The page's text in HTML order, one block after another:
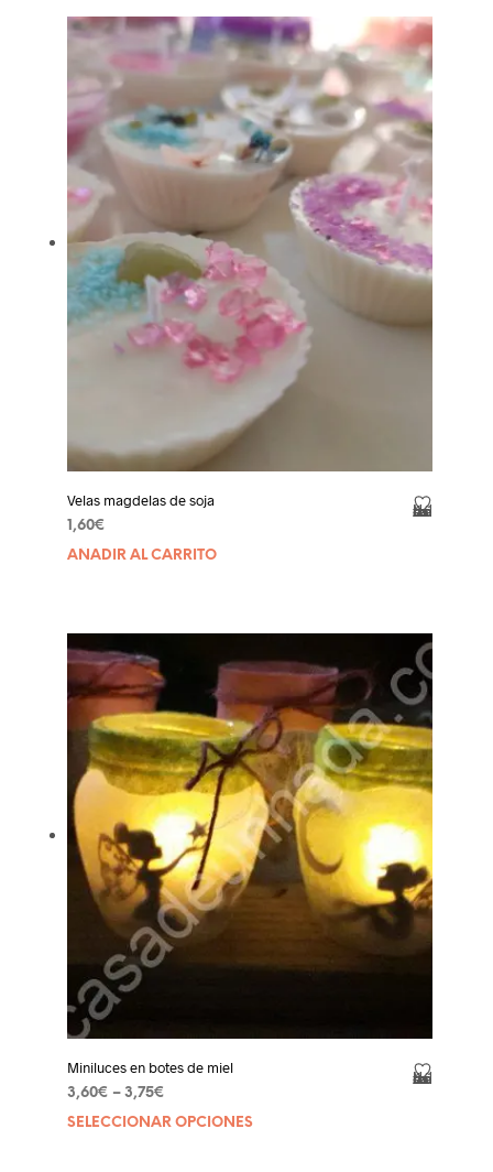
Añadir a la lista de deseos
Velas magdelas de soja
1,60€
AÑADIR AL CARRITO
Añadir a la lista de deseos
Miniluces en botes de miel
3,60€ – 3,75€
SELECCIONAR OPCIONES